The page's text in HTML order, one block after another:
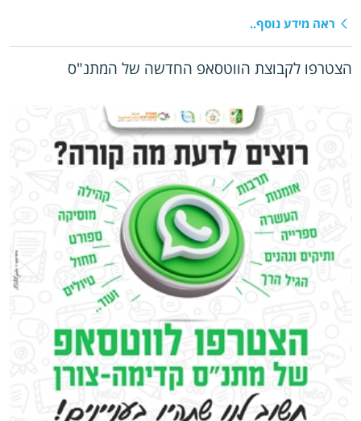
ראה מידע נוסף..
הצטרפו לקבוצת הווטסאפ החדשה של המתנ"ס